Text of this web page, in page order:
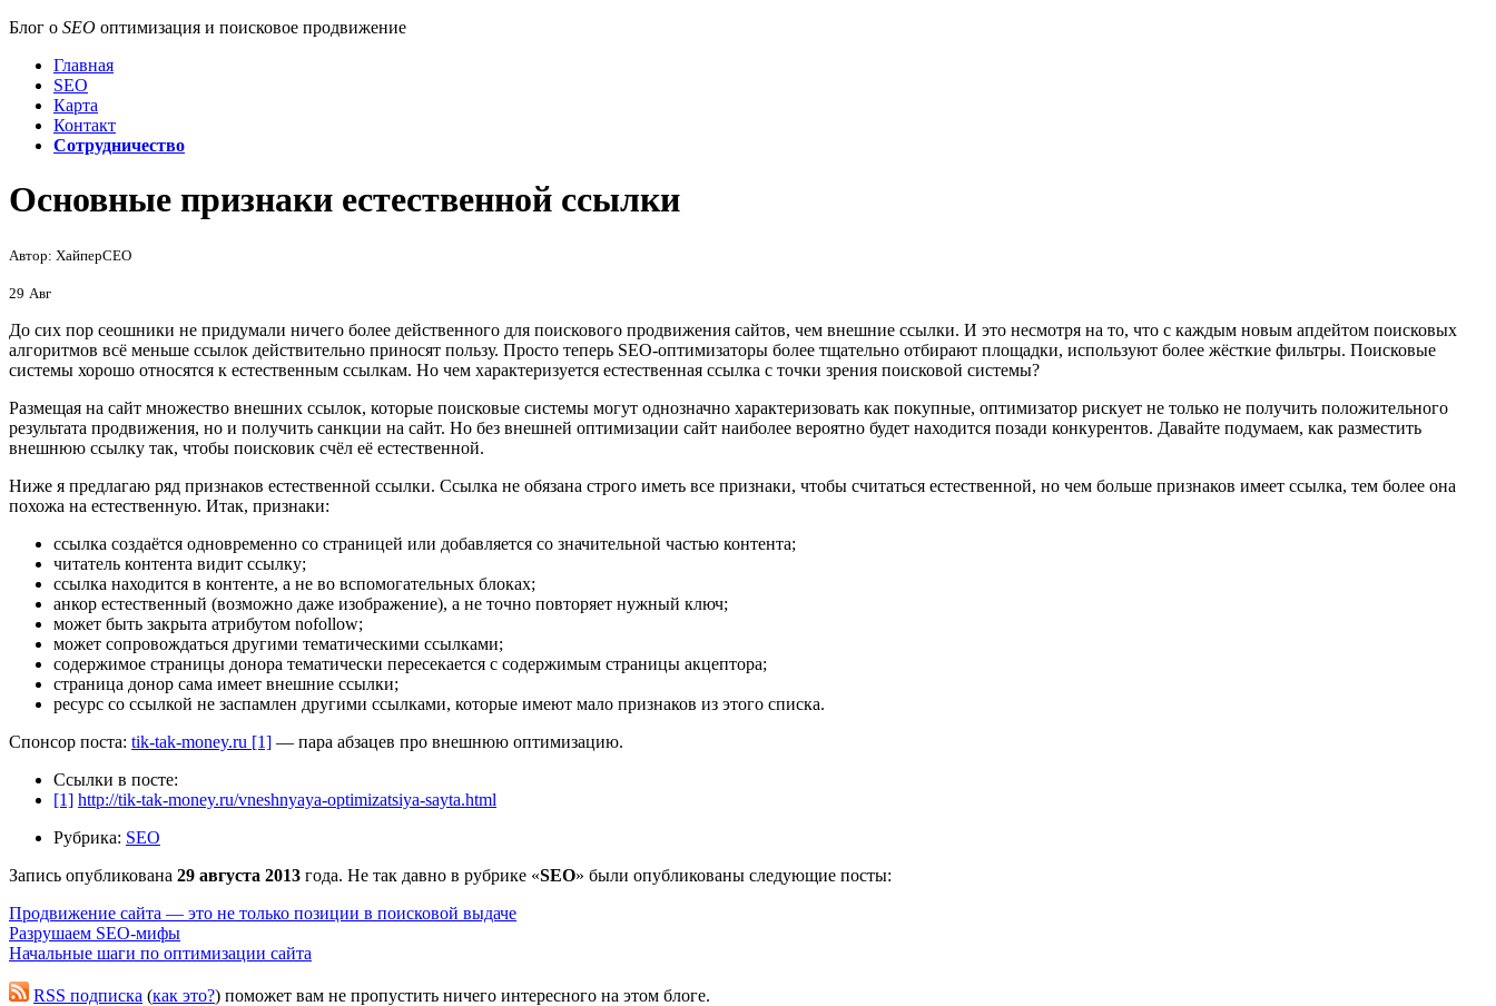
Блог о SEO оптимизация и поисковое продвижение
Главная
SEO
Карта
Контакт
Сотрудничество
Основные признаки естественной ссылки
Автор: ХайперСЕО
29 Авг
До сих пор сеошники не придумали ничего более действенного для поискового продвижения сайтов, чем внешние ссылки. И это несмотря на то, что с каждым новым апдейтом поисковых
алгоритмов всё меньше ссылок действительно приносят пользу. Просто теперь SEO-оптимизаторы более тщательно отбирают площадки, используют более жёсткие фильтры. Поисковые
системы хорошо относятся к естественным ссылкам. Но чем характеризуется естественная ссылка с точки зрения поисковой системы?
Размещая на сайт множество внешних ссылок, которые поисковые системы могут однозначно характеризовать как покупные, оптимизатор рискует не только не получить положительного
результата продвижения, но и получить санкции на сайт. Но без внешней оптимизации сайт наиболее вероятно будет находится позади конкурентов. Давайте подумаем, как разместить
внешнюю ссылку так, чтобы поисковик счёл её естественной.
Ниже я предлагаю ряд признаков естественной ссылки. Ссылка не обязана строго иметь все признаки, чтобы считаться естественной, но чем больше признаков имеет ссылка, тем более она
похожа на естественную. Итак, признаки:
ссылка создаётся одновременно со страницей или добавляется со значительной частью контента;
читатель контента видит ссылку;
ссылка находится в контенте, а не во вспомогательных блоках;
анкор естественный (возможно даже изображение), а не точно повторяет нужный ключ;
может быть закрыта атрибутом nofollow;
может сопровождаться другими тематическими ссылками;
содержимое страницы донора тематически пересекается с содержимым страницы акцептора;
страница донор сама имеет внешние ссылки;
ресурс со ссылкой не заспамлен другими ссылками, которые имеют мало признаков из этого списка.
Спонсор поста: tik-tak-money.ru [1] — пара абзацев про внешнюю оптимизацию.
Ссылки в посте:
[1] http://tik-tak-money.ru/vneshnyaya-optimizatsiya-sayta.html
Рубрика: SEO
Запись опубликована 29 августа 2013 года. Не так давно в рубрике «SEO» были опубликованы следующие посты:
Продвижение сайта — это не только позиции в поисковой выдаче
Разрушаем SEO-мифы
Начальные шаги по оптимизации сайта
RSS подписка (как это?) поможет вам не пропустить ничего интересного на этом блоге.